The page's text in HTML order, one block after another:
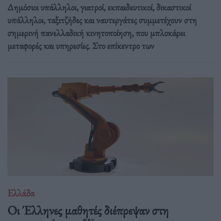
Δημόσιοι υπάλληλοι, γιατροί, εκπαιδευτικοί, δικαστικοί
υπάλληλοι, ταξιτζήδες και ναυτεργάτες συμμετέχουν στη
σημερινή πανελλαδική κινητοποίηση, που μπλοκάρει
μεταφορές και υπηρεσίες. Στο επίκεντρο των
Ελλάδα
Οι Έλληνες μαθητές διέπρεψαν στη